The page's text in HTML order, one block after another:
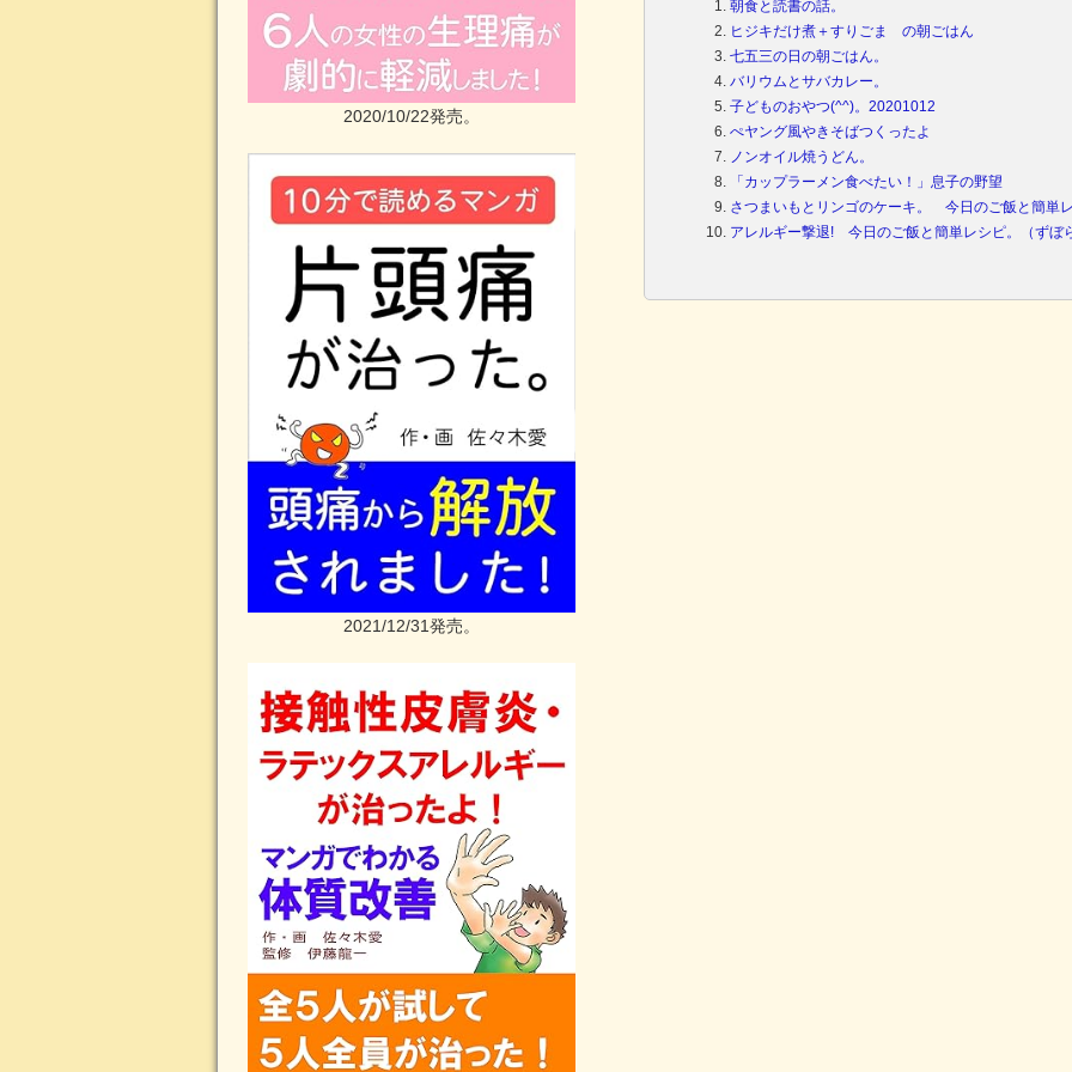
朝食と読書の話。
ヒジキだけ煮＋すりごま の朝ごはん
七五三の日の朝ごはん。
バリウムとサバカレー。
子どものおやつ(^^)。20201012
ぺヤング風やきそばつくったよ
ノンオイル焼うどん。
「カップラーメン食べたい！」息子の野望
さつまいもとリンゴのケーキ。 今日のご飯と簡単レ
アレルギー撃退! 今日のご飯と簡単レシピ。（ずぼ
2020/10/22発売。
2021/12/31発売。